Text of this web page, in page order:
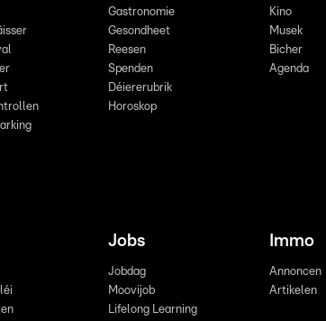
Gastronomie
Gesondheet
Reesen
Spenden
Déiererubrik
Horoskop
Kino
Musek
Bicher
Agenda
Jobs
Jobdag
Moovijob
Lifelong Learning
Immo
Annoncen
Artikelen